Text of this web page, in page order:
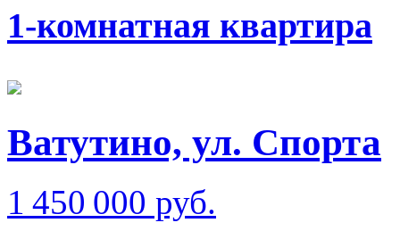
1-комнатная квартира
Ватутино, ул. Спорта
1 450 000 руб.